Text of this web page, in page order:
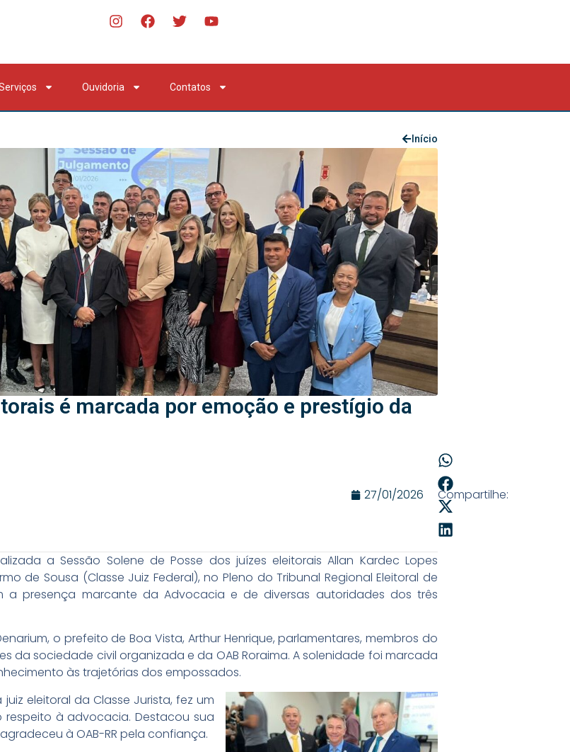
Ouvidoria Contatos
Início
é marcada por emoção e prestígio da
27/01/2026 Compartilhe:
a Sessão Solene de Posse dos juízes eleitorais Allan Kardec Lopes
de Sousa (Classe Juiz Federal), no Pleno do Tribunal Regional Eleitoral de
a presença marcante da Advocacia e de diversas autoridades dos três
o prefeito de Boa Vista, Arthur Henrique, parlamentares, membros do
da sociedade civil organizada e da OAB Roraima. A solenidade foi marcada
às trajetórias dos empossados.
eleitoral da Classe Jurista, fez um
à advocacia. Destacou sua
à OAB-RR pela confiança.